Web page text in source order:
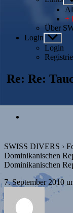
+
Über
Login
anzeigen
Login
Re: Re:
SWISS DIVERS ›
Dominikanischen
Dominikanischen
7. September 2010